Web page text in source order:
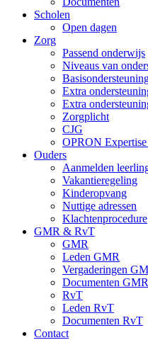
Scholen
Open dagen
Zorg
Passend onderwijs
Niveaus van
Extra
Extra
Zorgplicht
CJG
OPRON Expertise
Ouders
Aanmelden
Vakantieregeling
Kinderopvang
Nuttige adressen
Klachtenprocedure
GMR & RvT
GMR
Leden GMR
Vergaderingen
Documenten GMR
RvT
Leden RvT
Documenten RvT
Contact